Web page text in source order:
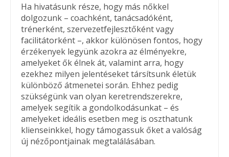
Ha hivatásunk része, hogy más nőkkel
dolgozunk – coachként, tanácsadóként,
trénerként, szervezetfejlesztőként vagy
facilitátorként –, akkor különösen fontos, hogy
érzékenyek legyünk azokra az élményekre,
amelyeket ők élnek át, valamint arra, hogy
ezekhez milyen jelentéseket társítsunk életük
különböző átmenetei során. Ehhez pedig
szükségünk van olyan keretrendszerekre,
amelyek segítik a gondolkodásunkat – és
amelyeket ideális esetben meg is oszthatunk
klienseinkkel, hogy támogassuk őket a valóság
új nézőpontjainak megtalálásában.